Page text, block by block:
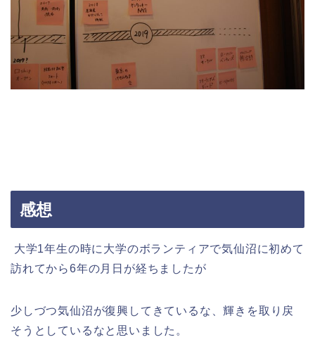
感想
大学1年生の時に大学のボランティアで気仙沼に初めて
訪れてから6年の月日が経ちましたが
少しづつ気仙沼が復興してきているな、輝きを取り戻
そうとしているなと思いました。